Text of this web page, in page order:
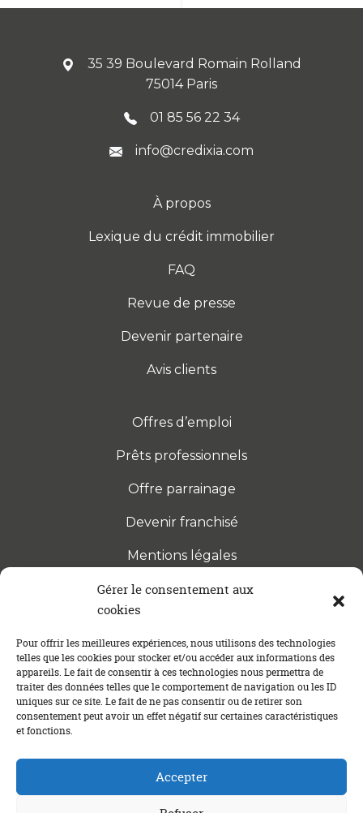
Gérer le consentement aux
cookies
Pour offrir les meilleures expériences, nous utilisons des technologies
telles que les cookies pour stocker et/ou accéder aux informations des
appareils. Le fait de consentir à ces technologies nous permettra de
traiter des données telles que le comportement de navigation ou les ID
uniques sur ce site. Le fait de ne pas consentir ou de retirer son
consentement peut avoir un effet négatif sur certaines caractéristiques
et fonctions.
Accepter
35 39 Boulevard Romain Rolland
75014 Paris
01 85 56 22 34
info@credixia.com
À propos
Lexique du crédit immobilier
FAQ
Revue de presse
Devenir partenaire
Avis clients
Offres d’emploi
Prêts professionnels
Offre parrainage
Devenir franchisé
Mentions légales
S’INSCRIRE À LA NEWSLETTER
Abonnez-vous à notre newsletter pour être tenu au
courant des dernières actualités concernant le
crédit immobilier !